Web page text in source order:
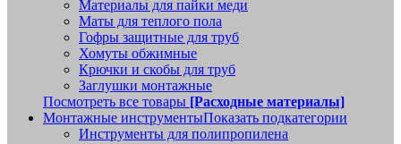
Материалы для пайки меди
Маты для теплого пола
Гофры защитные для труб
Хомуты обжимные
Крючки и скобы для труб
Заглушки монтажные
Посмотреть все товары [Расходные материалы]
Монтажные инструментыПоказать подкатегории
Инструменты для полипропилена